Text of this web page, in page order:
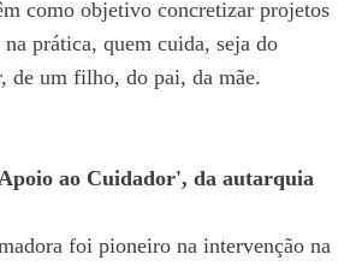
como objetivo concretizar projetos
na prática, quem cuida, seja do
de um filho, do pai, da mãe.
ao Cuidador', da autarquia
foi pioneiro na intervenção na